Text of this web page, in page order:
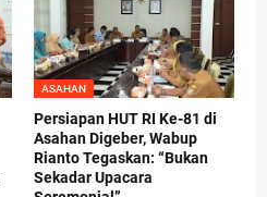
ASAHAN
Persiapan HUT RI Ke-81 di
Asahan Digeber, Wabup
Rianto Tegaskan: “Bukan
Sekadar Upacara